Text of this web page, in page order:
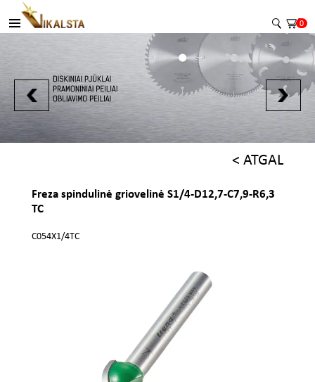
0
< ATGAL
Freza spindulinė griovelinė S1/4-D12,7-C7,9-R6,3
TC
C054X1/4TC